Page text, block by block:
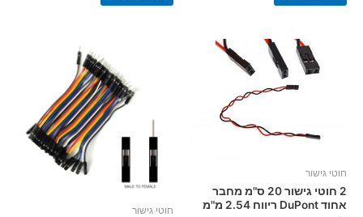
חוטי גישור
2 חוטי גישור 20 ס"מ מחבר
אחוד DuPont ריווח 2.54 מ"מ
חוטי גישור